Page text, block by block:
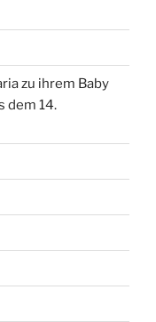
zu ihrem Baby
dem 14.